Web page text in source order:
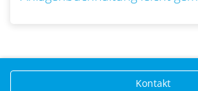
Kontakt